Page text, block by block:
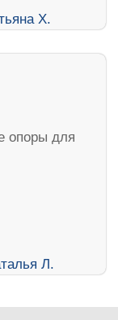
опоры для